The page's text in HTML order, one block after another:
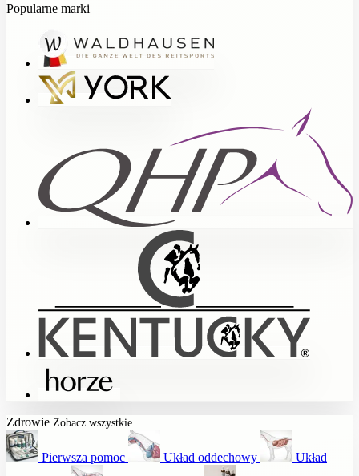
Popularne marki
Zdrowie Zobacz wszystkie
Pierwsza pomoc Układ oddechowy Układ